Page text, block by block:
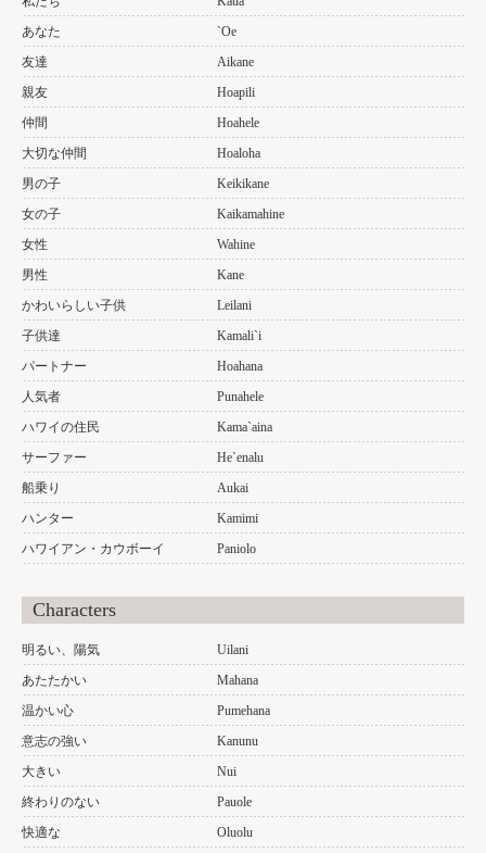
あなた
`Oe
友達
Aikane
親友
Hoapili
仲間
Hoahele
大切な仲間
Hoaloha
男の子
Keikikane
女の子
Kaikamahine
女性
Wahine
男性
Kane
かわいらしい子供
Leilani
子供達
Kamali`i
パートナー
Hoahana
人気者
Punahele
ハワイの住民
Kama`aina
サーファー
He`enalu
船乗り
Aukai
ハンター
Kamimi
ハワイアン・カウボーイ
Paniolo
Characters
明るい、陽気
Uilani
あたたかい
Mahana
温かい心
Pumehana
意志の強い
Kanunu
大きい
Nui
終わりのない
Pauole
快適な
Oluolu